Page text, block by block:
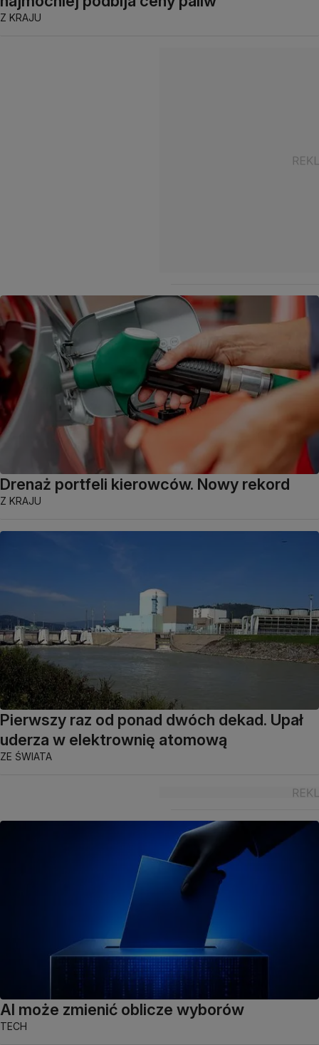
Z KRAJU
Drenaż portfeli kierowców. Nowy rekord
Z KRAJU
Pierwszy raz od ponad dwóch dekad. Upał
uderza w elektrownię atomową
ZE ŚWIATA
AI może zmienić oblicze wyborów
TECH